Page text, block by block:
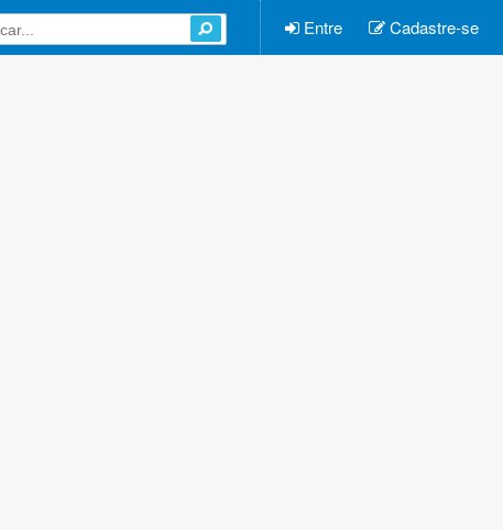
Entre Cadastre-se